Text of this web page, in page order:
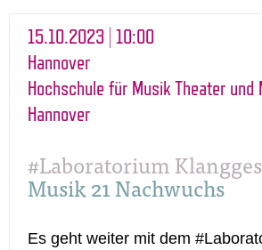
15.10.2023 | 10:00
Hannover
Hochschule für Musik Theater und
Hannover
#Laboratorium
Musik 21 Nachwuchs
Es geht weiter mit dem